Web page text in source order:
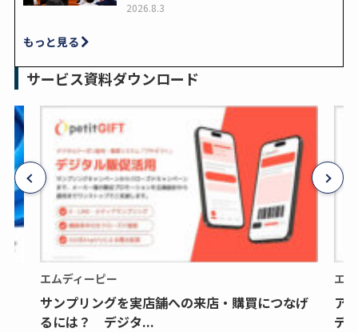
2026.8.3
もっと見る
サービス資料ダウンロード
エムディーピー
サンプリングを実店舗への来店・購買につなげ
るには？ デジタ...
エ
ア
デ